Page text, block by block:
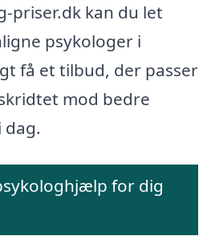
priser.dk kan du let
psykologer i
få et tilbud, der passer
mod bedre
dag.
for dig